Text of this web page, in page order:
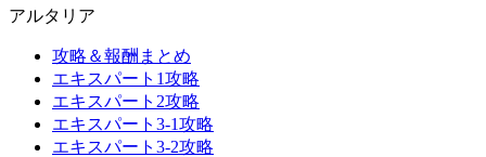
アルタリア
攻略＆報酬まとめ
エキスパート1攻略
エキスパート2攻略
エキスパート3-1攻略
エキスパート3-2攻略